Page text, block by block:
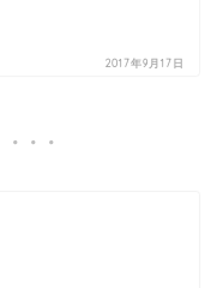
2017年9月17日